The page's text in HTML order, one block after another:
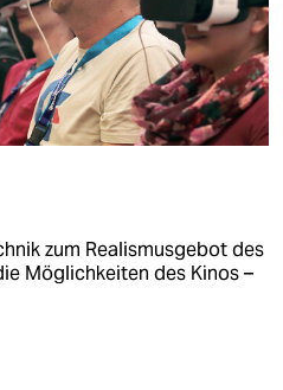
zum Realismusgebot des
Möglichkeiten des Kinos –